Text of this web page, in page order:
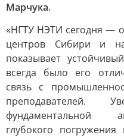
Марчука.
«НГТУ НЭТИ сегодня —
центров Сибири и
показывает
всегда было его
связь с
преподавателей.
фундаментальной
глубокого